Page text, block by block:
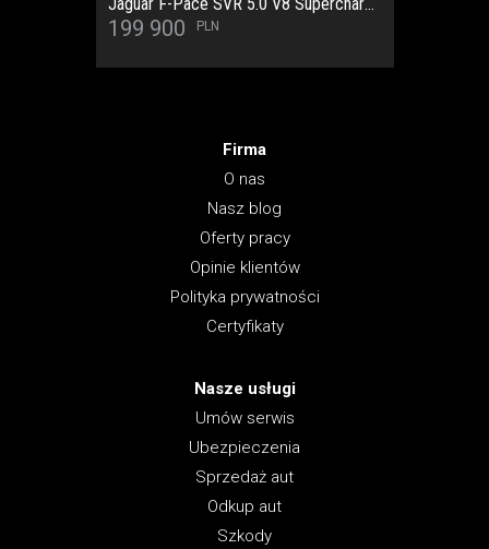
Jaguar F-Pace SVR 5.0 V8 Supercharged 550 KM SalonPL/SerwisASO/Carbon/Meridian/Wentylacja/Panorama/Pakiet Zimowy/HUD/Keyless/Kam. 360st/Apple/Android/Bezwypadkowy/FV23%/Rej. 2020
Firma
O nas
Nasz blog
Oferty pracy
Opinie klientów
Polityka prywatności
Certyfikaty
Nasze usługi
Umów serwis
Ubezpieczenia
Sprzedaż aut
Odkup aut
Szkody